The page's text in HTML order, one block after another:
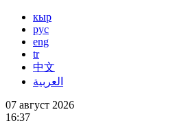
кыр
рус
eng
tr
中文
العربية
07 август 2026
16:37